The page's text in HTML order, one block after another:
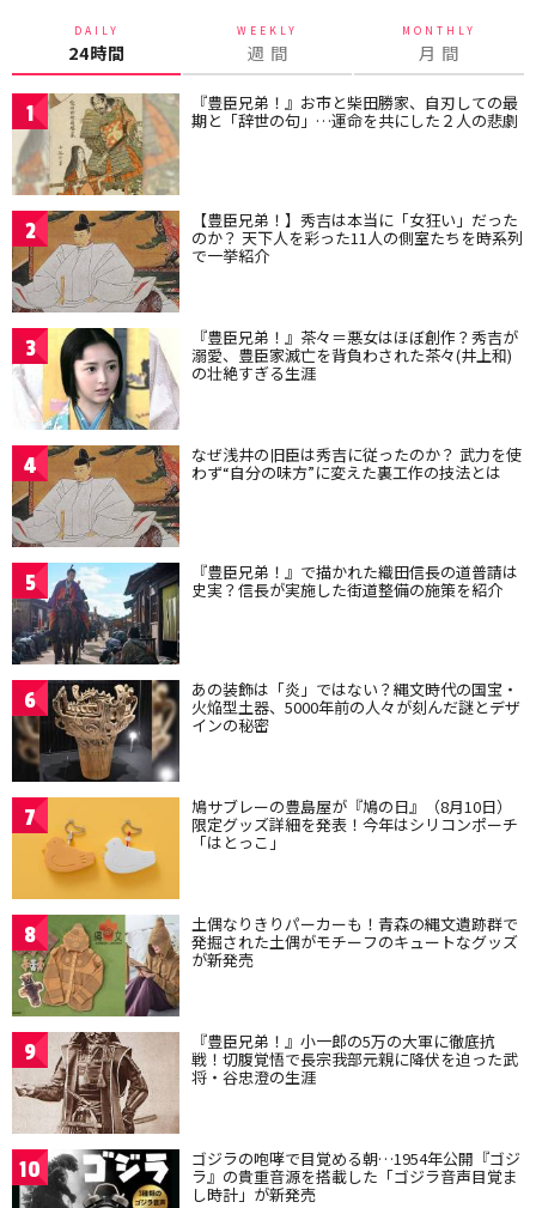
DAILY
24時間
WEEKLY
週 間
MONTHLY
月 間
1 『豊臣兄弟！』お市と柴田勝家、自刃しての最
期と「辞世の句」…運命を共にした２人の悲劇
2 【豊臣兄弟！】秀吉は本当に「女狂い」だった
のか？ 天下人を彩った11人の側室たちを時系列
で一挙紹介
3 『豊臣兄弟！』茶々＝悪女はほぼ創作？秀吉が
溺愛、豊臣家滅亡を背負わされた茶々(井上和)
の壮絶すぎる生涯
4 なぜ浅井の旧臣は秀吉に従ったのか？ 武力を使
わず“自分の味方”に変えた裏工作の技法とは
5 『豊臣兄弟！』で描かれた織田信長の道普請は
史実？信長が実施した街道整備の施策を紹介
6 あの装飾は「炎」ではない？縄文時代の国宝・
火焔型土器、5000年前の人々が刻んだ謎とデザ
インの秘密
7 鳩サブレーの豊島屋が『鳩の日』（8月10日）
限定グッズ詳細を発表！今年はシリコンポーチ
「はとっこ」
8 土偶なりきりパーカーも！青森の縄文遺跡群で
発掘された土偶がモチーフのキュートなグッズ
が新発売
9 『豊臣兄弟！』小一郎の5万の大軍に徹底抗
戦！切腹覚悟で長宗我部元親に降伏を迫った武
将・谷忠澄の生涯
10 ゴジラの咆哮で目覚める朝…1954年公開『ゴジ
ラ』の貴重音源を搭載した「ゴジラ音声目覚ま
し時計」が新発売